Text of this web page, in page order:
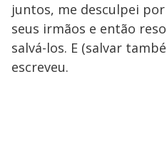
juntos, me desculpei
seus irmãos e então
salvá-los. E (salvar
escreveu.